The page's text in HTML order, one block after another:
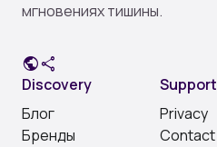
мгновениях тишины.
publicshare
Discovery
Блог
Бренды
Support
Privacy
Contact